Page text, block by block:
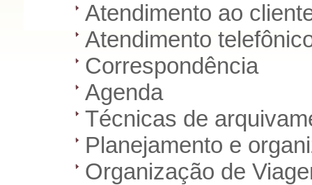
Atendimento ao
Atendimento
Correspondência
Agenda
Técnicas de
Planejamento e
Organização de